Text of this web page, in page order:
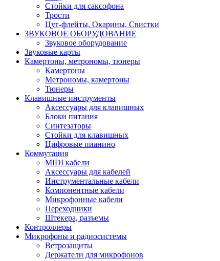
Стойки для саксофона
Трости
Цуг-флейты, Окарины, Свистки
ЗВУКОВОЕ ОБОРУДОВАНИЕ
Звуковое оборудование
Звуковые карты
Камертоны, метрономы, тюнеры
Камертоны
Метрономы, камертоны
Тюнеры
Клавишные инструменты
Аксессуары для клавишных
Блоки питания
Синтезаторы
Стойки для клавишных
Цифровые пианино
Коммутация
MIDI кабели
Аксессуары для кабелей
Инструментальные кабели
Компонентные кабели
Микрофонные кабели
Переходники
Штекера, разъемы
Контроллеры
Микрофоны и радиосистемы
Ветрозащиты
Держатели для микрофонов